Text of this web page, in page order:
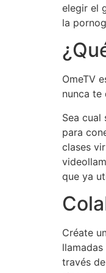
elegir el
la
OmeTV
nunca te
Sea
para
clases
que ya
Créate
través